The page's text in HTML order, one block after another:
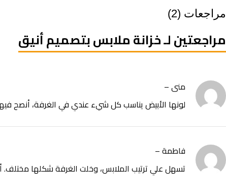
مراجعات (2)
مراجعتين لـخزانة ملابس بتصميم أنيق
منى–
لونها الأبيض يناسب كل شيء عندي في الغرفة، أنصح
فاطمة–
تسهل علي ترتيب الملابس، وخلت الغرفة شكلها مختلف.